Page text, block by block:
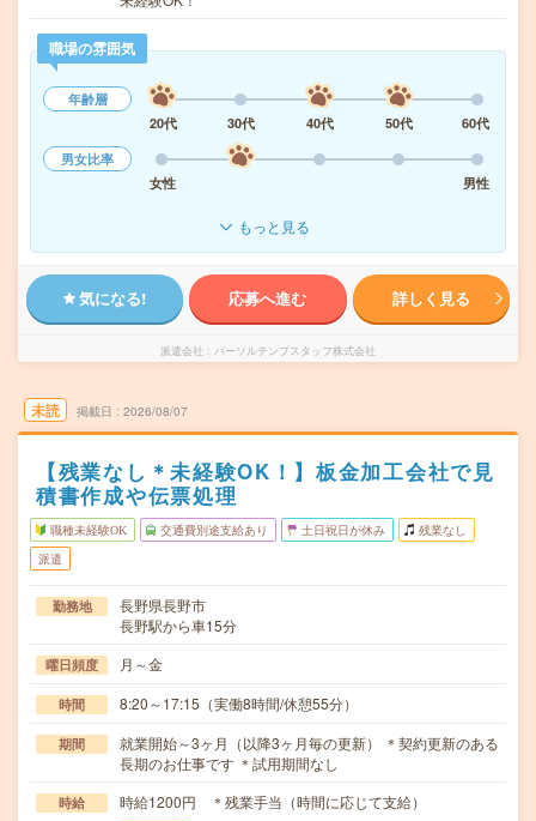
職場の雰囲気
年齢層
20代
30代 40代 50代
60代
男女比率
女性
男性
もっと見る
気になる! 応募へ進む 詳しく見る
派遣会社 パーソルテンプスタッフ株式会社
未読 掲載日 2026/08/07
【残業なし＊未経験OK！】板金加工会社で見
積書作成や伝票処理
職種未経験OK 交通費別途支給あり 土日祝日が休み 残業なし
派遣
勤務地
長野県長野市
長野駅から車15分
曜日頻度 月～金
時間 8:20～17:15（実働8時間/休憩55分）
期間
就業開始～3ヶ月（以降3ヶ月毎の更新） ＊契約更新のある
長期のお仕事です ＊試用期間なし
時給 時給1200円 ＊残業手当（時間に応じて支給）